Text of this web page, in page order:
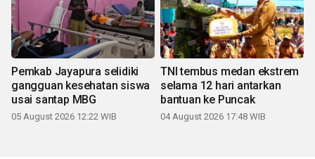
Pemkab Jayapura selidiki
gangguan kesehatan siswa
usai santap MBG
05 August 2026 12:22 WIB
TNI tembus medan ekstrem
selama 12 hari antarkan
bantuan ke Puncak
04 August 2026 17:48 WIB